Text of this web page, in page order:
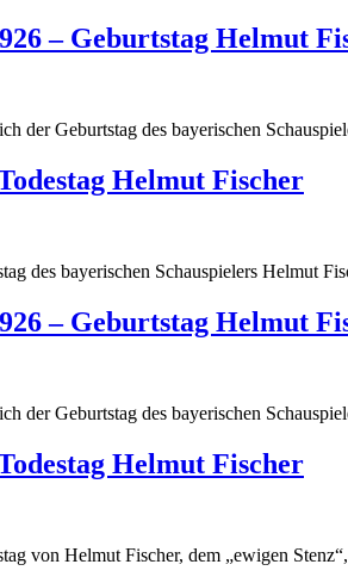
– Geburtstag Helmut
der Geburtstag des bayerischen
Helmut Fischer
des bayerischen Schauspielers Helmut
– Geburtstag Helmut
der Geburtstag des bayerischen
Helmut Fischer
von Helmut Fischer, dem „ewigen